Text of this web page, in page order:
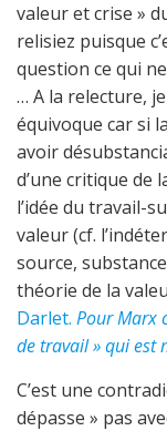
valeur et crise »
relisiez puisque
question ce qui
… A la relecture,
équivoque car si
avoir
d’une critique de
l’idée du travail-
valeur (cf.
source,
théorie de la
Darlet. Pour Marx
de travail » qui est
C’est une
dépasse » pas